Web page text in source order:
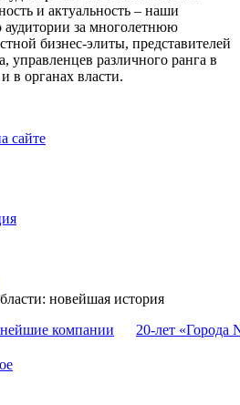
и актуальность – наши
за многолетнюю
бизнес-элиты, представителей
управленцев различного ранга в
в органах власти.
сайте
новейшая история
компании 20-лет «Города